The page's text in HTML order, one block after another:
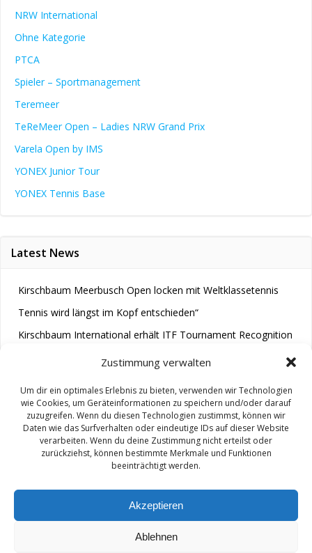
Zustimmung verwalten
Um dir ein optimales Erlebnis zu bieten, verwenden wir Technologien
wie Cookies, um Geräteinformationen zu speichern und/oder darauf
zuzugreifen. Wenn du diesen Technologien zustimmst, können wir
Daten wie das Surfverhalten oder eindeutige IDs auf dieser Website
verarbeiten. Wenn du deine Zustimmung nicht erteilst oder
zurückziehst, können bestimmte Merkmale und Funktionen
beeinträchtigt werden.
Akzeptieren
Ablehnen
NRW International
Ohne Kategorie
PTCA
Spieler – Sportmanagement
Teremeer
TeReMeer Open – Ladies NRW Grand Prix
Varela Open by IMS
YONEX Junior Tour
YONEX Tennis Base
Latest News
Kirschbaum Meerbusch Open locken mit Weltklassetennis
Tennis wird längst im Kopf entschieden“
Kirschbaum International erhält ITF Tournament Recognition
© 2026 M.A.R.A.. Created for free using WordPress and
Colibri
Impressum/ Disclaimer